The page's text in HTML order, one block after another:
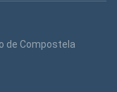
de Compostela